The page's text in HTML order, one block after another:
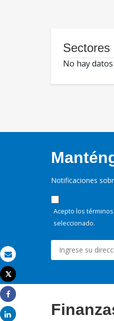
Correo electrónico
Imprimir
Tweet
Share
Share
Sectores
No hay
Notificaciones
Acepto los
seleccionado.